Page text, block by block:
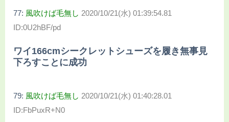
77: 風吹けば毛無し 2020/10/21(水) 01:39:54.81
ID:0U2hBF/pd
ワイ166cmシークレットシューズを履き無事見
下ろすことに成功
79: 風吹けば毛無し 2020/10/21(水) 01:40:28.01
ID:FbPuxR+N0